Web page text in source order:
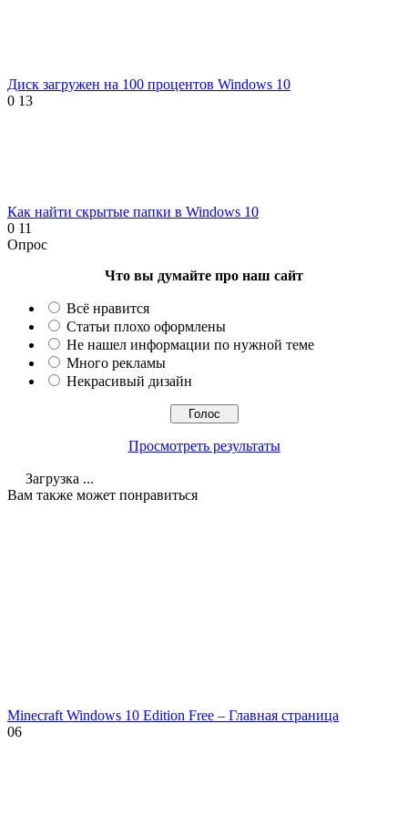
Диск загружен на 100 процентов Windows 10
0 13
Как найти скрытые папки в Windows 10
0 11
Опрос
Что вы думайте про наш сайт
Всё нравится
Статьи плохо оформлены
Не нашел информации по нужной теме
Много рекламы
Некрасивый дизайн
Просмотреть результаты
Загрузка ...
Вам также может понравиться
Minecraft Windows 10 Edition Free – Главная страница
06